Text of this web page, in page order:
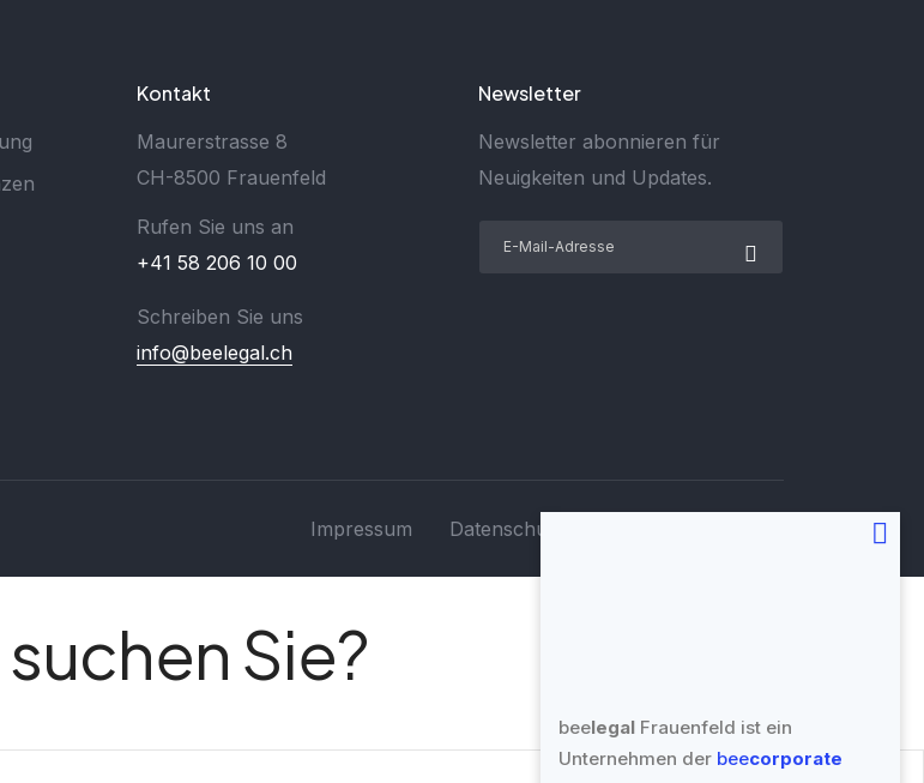
Kontakt
Maurerstrasse 8
CH-8500 Frauenfeld
Rufen Sie uns an
+41 58 206 10 00
Schreiben Sie uns
info@beelegal.ch
Newsletter
Newsletter abonnieren für
Neuigkeiten und Updates.
Impressum Datenschutz
Sie?
beelegal Frauenfeld ist ein
Unternehmen der beecorporate